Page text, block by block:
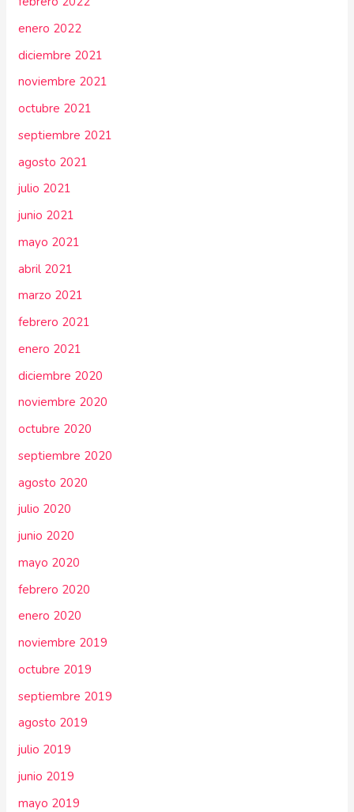
enero 2022
diciembre 2021
noviembre 2021
octubre 2021
septiembre 2021
agosto 2021
julio 2021
junio 2021
mayo 2021
abril 2021
marzo 2021
febrero 2021
enero 2021
diciembre 2020
noviembre 2020
octubre 2020
septiembre 2020
agosto 2020
julio 2020
junio 2020
mayo 2020
febrero 2020
enero 2020
noviembre 2019
octubre 2019
septiembre 2019
agosto 2019
julio 2019
junio 2019
mayo 2019